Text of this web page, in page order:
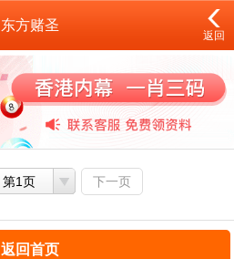
东方赌圣
返回
第1页 下一页
返回首页